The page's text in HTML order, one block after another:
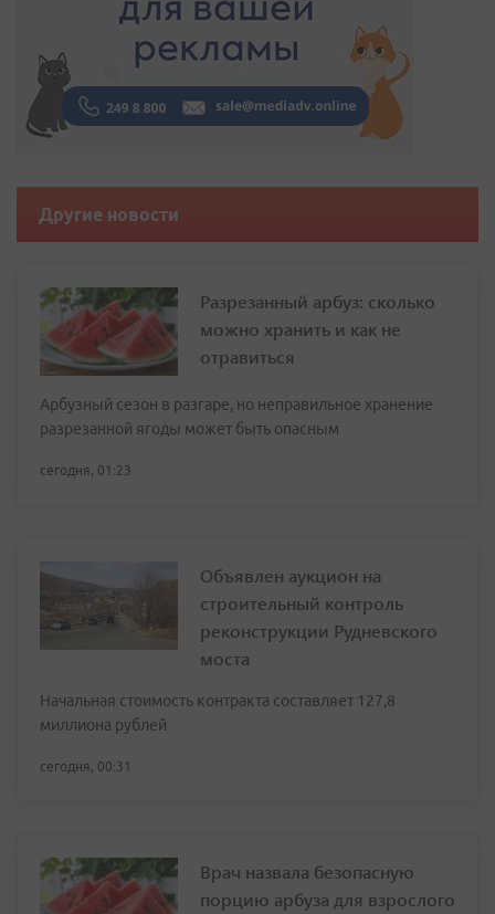
Другие новости
Разрезанный арбуз: сколько
можно хранить и как не
отравиться
Арбузный сезон в разгаре, но неправильное хранение
разрезанной ягоды может быть опасным
сегодня, 01:23
Объявлен аукцион на
строительный контроль
реконструкции Рудневского
моста
Начальная стоимость контракта составляет 127,8
миллиона рублей
сегодня, 00:31
Врач назвала безопасную
порцию арбуза для взрослого